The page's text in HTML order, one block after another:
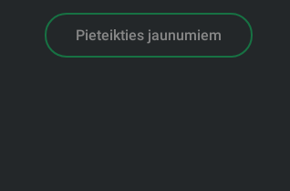
Pieteikties jaunumiem